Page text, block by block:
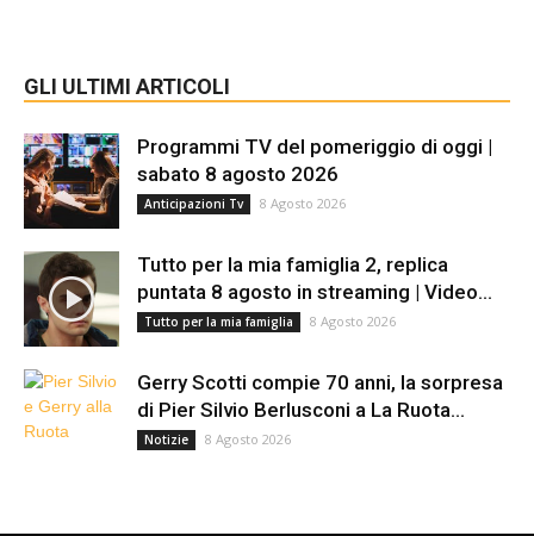
GLI ULTIMI ARTICOLI
Programmi TV del pomeriggio di oggi |
sabato 8 agosto 2026
Anticipazioni Tv 8 Agosto 2026
Tutto per la mia famiglia 2, replica
puntata 8 agosto in streaming | Video...
Tutto per la mia famiglia 8 Agosto 2026
Gerry Scotti compie 70 anni, la sorpresa
di Pier Silvio Berlusconi a La Ruota...
Notizie 8 Agosto 2026